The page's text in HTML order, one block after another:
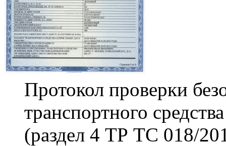
Протокол проверки
транспортного
(раздел 4 ТР ТС 018/